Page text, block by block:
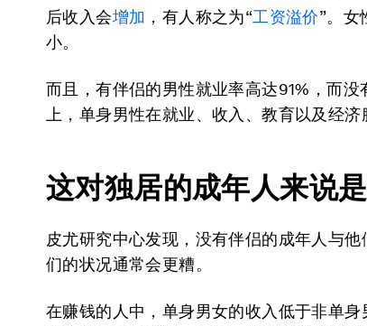
后收入会增加 ，有人称之为“工资溢价”。女
小。
而且，有伴侣的男性就业率高达91%，而
上，单身男性在就业、收入、教育以及经济
这对独居的成年人来说
皮尤研究中心发现，没有伴侣的成年人与
们的状况通常会更糟。
在赚钱的人中，单身男女的收入低于非单